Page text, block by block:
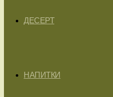
ДЕСЕРТ
НАПИТКИ